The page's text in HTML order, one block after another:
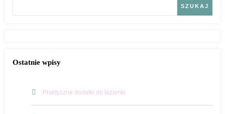
SZUKAJ
Ostatnie wpisy
Praktyczne dodatki do łazienki